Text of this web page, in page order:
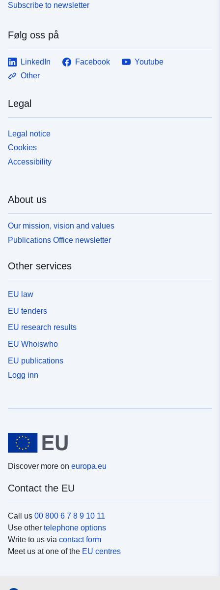
Subscribe to newsletter
Følg oss på
LinkedIn Facebook
Youtube
Other
Legal
Legal notice
Cookies
Accessibility
About us
Our mission, vision and values
Publications Office newsletter
Other services
EU law
EU tenders
EU research results
EU Whoiswho
EU publications
Logg inn
Discover more on europa.eu
Contact the EU
Call us 00 800 6 7 8 9 10 11
Use other telephone options
Write to us via contact form
Meet us at one of the EU centres